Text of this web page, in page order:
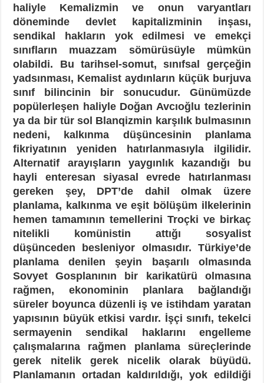
haliyle Kemalizmin ve onun varyantları
döneminde devlet kapitalizminin inşası,
sendikal hakların yok edilmesi ve emekçi
sınıfların muazzam sömürüsüyle mümkün
olabildi. Bu tarihsel-somut, sınıfsal gerçeğin
yadsınması, Kemalist aydınların küçük burjuva
sınıf bilincinin bir sonucudur. Günümüzde
popülerleşen haliyle Doğan Avcıoğlu tezlerinin
ya da bir tür sol Blanqizmin karşılık bulmasının
nedeni, kalkınma düşüncesinin planlama
fikriyatının yeniden hatırlanmasıyla ilgilidir.
Alternatif arayışların yaygınlık kazandığı bu
hayli enteresan siyasal evrede hatırlanması
gereken şey, DPT’de dahil olmak üzere
planlama, kalkınma ve eşit bölüşüm ilkelerinin
hemen tamamının temellerini Troçki ve birkaç
nitelikli komünistin attığı sosyalist
düşünceden besleniyor olmasıdır. Türkiye’de
planlama denilen şeyin başarılı olmasında
Sovyet Gosplanının bir karikatürü olmasına
rağmen, ekonominin planlara bağlandığı
süreler boyunca düzenli iş ve istihdam yaratan
yapısının büyük etkisi vardır. İşçi sınıfı, tekelci
sermayenin sendikal haklarını engelleme
çalışmalarına rağmen planlama süreçlerinde
gerek nitelik gerek nicelik olarak büyüdü.
Planlamanın ortadan kaldırıldığı, yok edildiği